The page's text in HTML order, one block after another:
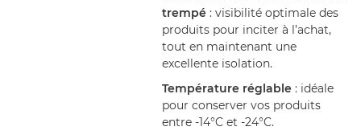
trempé : visibilité optimale des
produits pour inciter à l’achat,
tout en maintenant une
excellente isolation.
Température réglable : idéale
pour conserver vos produits
entre -14°C et -24°C.